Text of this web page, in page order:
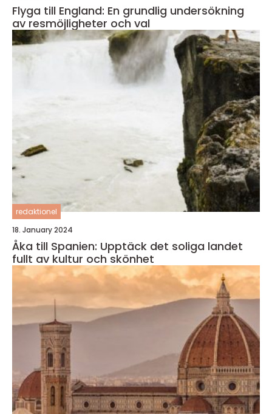
Flyga till England: En grundlig undersökning
av resmöjligheter och val
redaktionel
18. January 2024
Åka till Spanien: Upptäck det soliga landet
fullt av kultur och skönhet